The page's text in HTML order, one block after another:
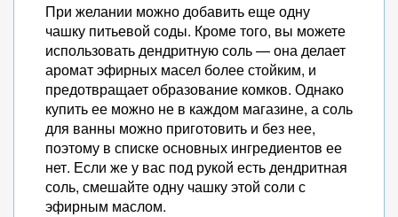
При желании можно добавить еще одну
чашку питьевой соды. Кроме того, вы можете
использовать дендритную соль — она делает
аромат эфирных масел более стойким, и
предотвращает образование комков. Однако
купить ее можно не в каждом магазине, а соль
для ванны можно приготовить и без нее,
поэтому в списке основных ингредиентов ее
нет. Если же у вас под рукой есть дендритная
соль, смешайте одну чашку этой соли с
эфирным маслом.